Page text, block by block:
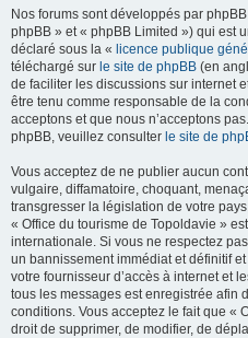
Nos forums sont développés par
phpBB » et « phpBB Limited ») qui est
déclaré sous la « licence publique
téléchargé sur le site de phpBB (en
de faciliter les discussions sur internet
être tenu comme responsable de la
acceptons et que nous n’acceptons
phpBB, veuillez consulter le site de
Vous acceptez de ne publier aucun
vulgaire, diffamatoire, choquant,
transgresser la législation de votre
« Office du tourisme de Topoldavie »
internationale. Si vous ne respectez
un bannissement immédiat et définitif
votre fournisseur d’accès à internet et
tous les messages est enregistrée afin
conditions. Vous acceptez le fait que «
droit de supprimer, de modifier, de